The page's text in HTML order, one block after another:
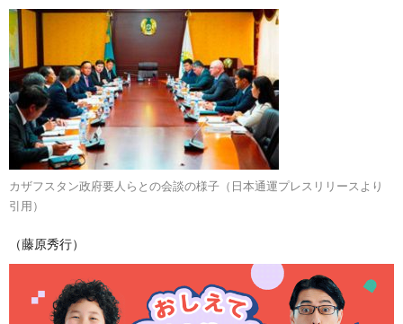
カザフスタン政府要人らとの会談の様子（日本通運プレスリリースより
引用）
（藤原秀行）